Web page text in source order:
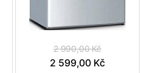
2 990,00 Kč
2 599,00 Kč